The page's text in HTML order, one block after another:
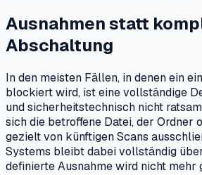
Ausnahmen statt
Abschaltung
In den meisten Fällen, in denen ein
blockiert wird, ist eine vollständige
und sicherheitstechnisch nicht
sich die betroffene Datei, der Ordner
gezielt von künftigen Scans
Systems bleibt dabei vollständig
definierte Ausnahme wird nicht mehr